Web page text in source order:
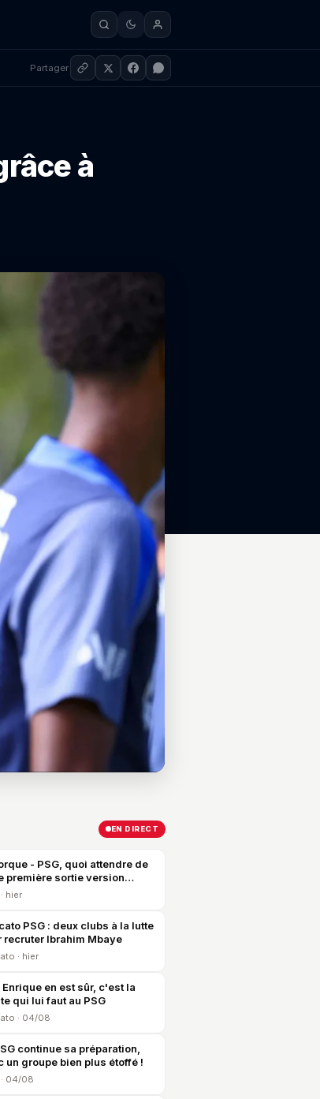
Partager
à
EN DIRECT
- PSG, quoi attendre de
première sortie version
2027 ?
hier
PSG : deux clubs à la lutte
recruter Ibrahim Mbaye
· hier
Enrique en est sûr, c'est la
qui lui faut au PSG
· 04/08
continue sa préparation,
un groupe bien plus étoffé !
04/08